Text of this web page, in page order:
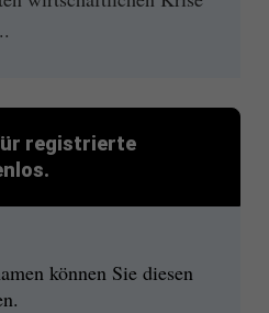
registrierte
können Sie diesen